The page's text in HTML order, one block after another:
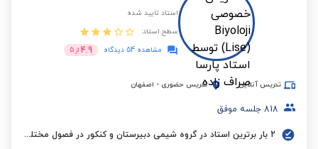
استاد تایید شده
سطح استاد:
مشاهده 54 دیدگاه
4.9 از 5
تدریس آنلاین تدریس حضوری - اصفهان
818 جلسه موفق
2 بار برترین استاد در گروه شیمی دبیرستان و کنکور در فصول مختلف